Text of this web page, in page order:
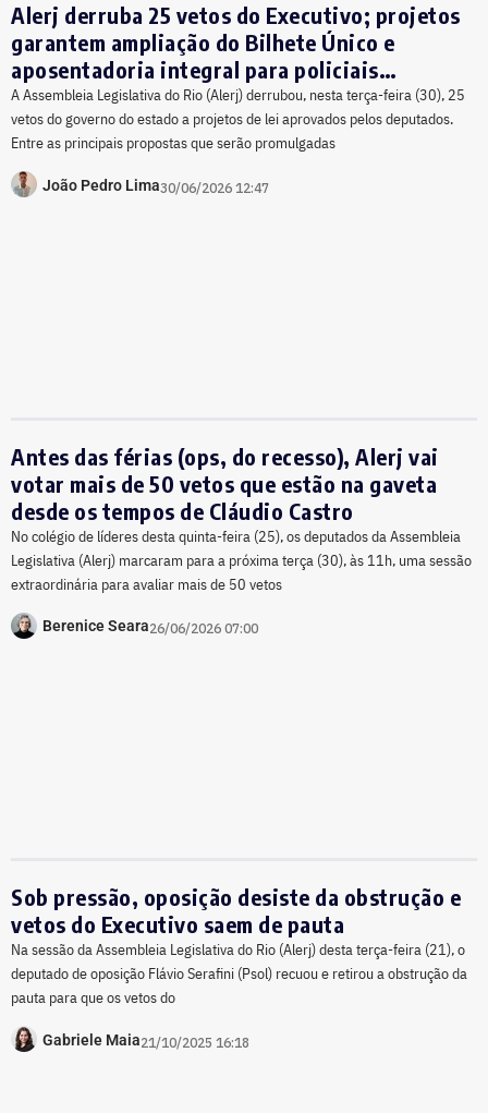
Alerj derruba 25 vetos do Executivo; projetos
garantem ampliação do Bilhete Único e
aposentadoria integral para policiais
acidentados
A Assembleia Legislativa do Rio (Alerj) derrubou, nesta terça-feira (30), 25
vetos do governo do estado a projetos de lei aprovados pelos deputados.
Entre as principais propostas que serão promulgadas
João Pedro Lima30/06/2026 12:47
Antes das férias (ops, do recesso), Alerj vai
votar mais de 50 vetos que estão na gaveta
desde os tempos de Cláudio Castro
No colégio de líderes desta quinta-feira (25), os deputados da Assembleia
Legislativa (Alerj) marcaram para a próxima terça (30), às 11h, uma sessão
extraordinária para avaliar mais de 50 vetos
Berenice Seara26/06/2026 07:00
Sob pressão, oposição desiste da obstrução e
vetos do Executivo saem de pauta
Na sessão da Assembleia Legislativa do Rio (Alerj) desta terça-feira (21), o
deputado de oposição Flávio Serafini (Psol) recuou e retirou a obstrução da
pauta para que os vetos do
Gabriele Maia21/10/2025 16:18